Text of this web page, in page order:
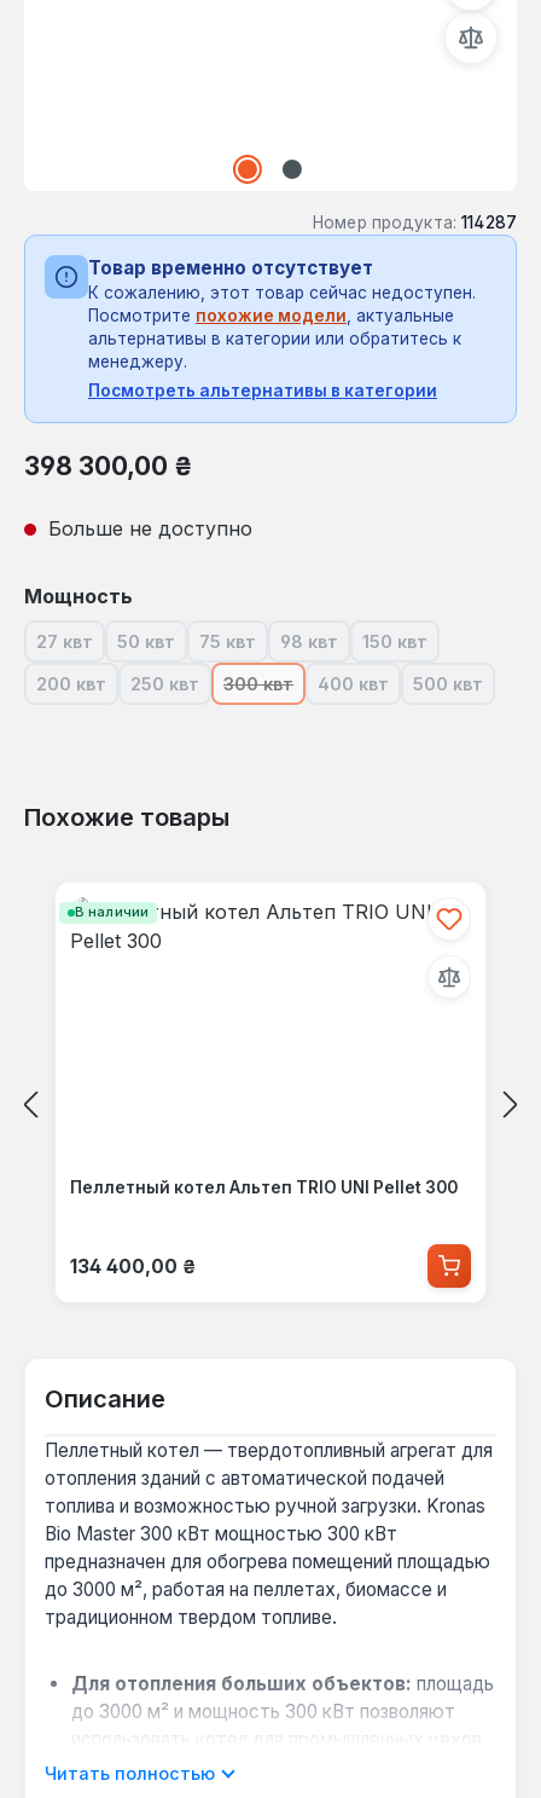
Номер продукта: 114287
Товар временно отсутствует
К сожалению, этот товар сейчас недоступен.
Посмотрите похожие модели, актуальные
альтернативы в категории или обратитесь к
менеджеру.
Посмотреть альтернативы в категории
Обычная цена:
398 300,00 ₴
Больше не доступно
Выберите
Мощность
27 квт(В настоящее время эта опция недоступна.)
50 квт(В настоящее время эта опция недоступна.)
75 квт(В настоящее время эта опция
98 квт(В настоящее время эта
150 квт(В настоящее
200 квт(В настоящее время эта опция недоступна.)
250 квт(В настоящее время эта опция недоступна.)
300 квт(В настоящее время эта опция
400 квт(В настоящее время
500 квт
(В
Похожие товары
В наличии
Пеллетный котел Альтеп TRIO UNI Pellet 300
Обычная цена:
134 400,00 ₴
Описание
Пеллетный котел — твердотопливный агрегат для
отопления зданий с автоматической подачей
топлива и возможностью ручной загрузки. Kronas
Bio Master 300 кВт мощностью 300 кВт
предназначен для обогрева помещений площадью
до 3000 м², работая на пеллетах, биомассе и
традиционном твердом топливе.
Для отопления больших объектов: площадь
до 3000 м² и мощность 300 кВт позволяют
использовать котел для промышленных цехов,
складов и многоквартирных домов с
Читать полностью